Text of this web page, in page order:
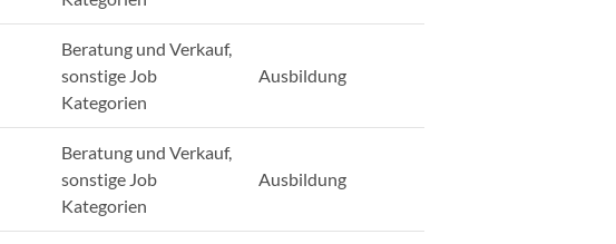
Beratung und Verkauf,
sonstige Job
Kategorien
Ausbildung
Beratung und Verkauf,
sonstige Job
Kategorien
Ausbildung